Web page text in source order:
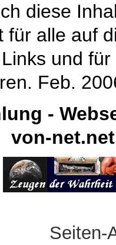
diese
für alle auf
und
Feb.
-
von-net.net
Seiten-